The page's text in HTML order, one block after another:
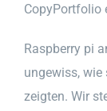
CopyPortfolio
Raspberry pi
ungewiss, wie
zeigten. Wir